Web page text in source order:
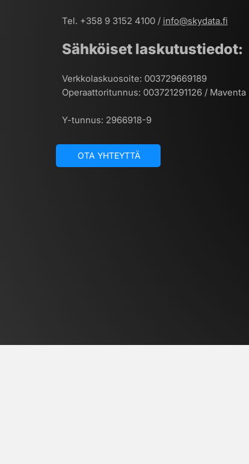
Tel. +358 9 3152 4100 / info@skydata.fi
Sähköiset laskutustiedot:
Verkkolaskuosoite: 003729669189
Operaattoritunnus: 003721291126 / Maventa
Y-tunnus: 2966918-9
OTA YHTEYTTÄ